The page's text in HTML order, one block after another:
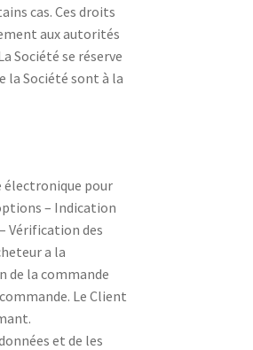
cas. Ces droits
aux autorités
Société se réserve
la Société sont à la
électronique pour
– Indication
Vérification des
a la
de la commande
Le Client
et de les